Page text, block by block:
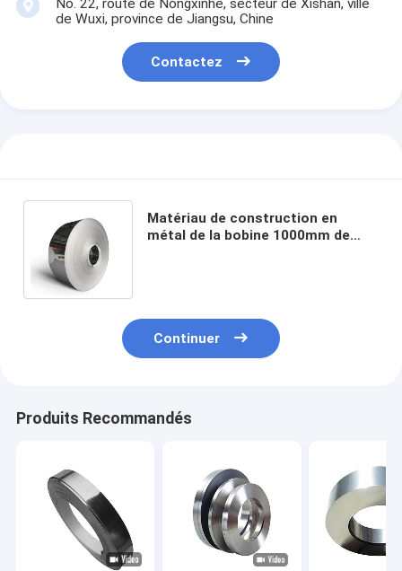
de Wuxi, province de Jiangsu, Chine
Contactez
Matériau de construction en
métal de la bobine 1000mm de
Continuer
Produits Recommandés